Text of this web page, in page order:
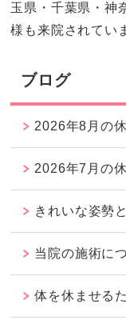
玉県・千葉県・神
様も来院されてい
ブログ
2026年8月の
2026年7月の
きれいな姿勢
当院の施術に
体を休ませる